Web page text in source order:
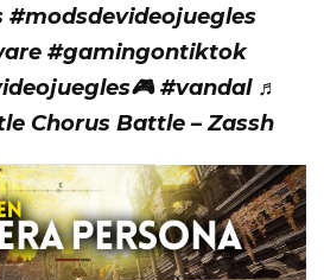
#modsdevideojuegles
#gamingontiktok
#vandal ♬
Chorus Battle – Zassh